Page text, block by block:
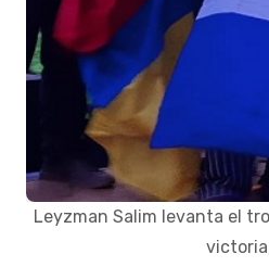
Leyzman Salim levanta el